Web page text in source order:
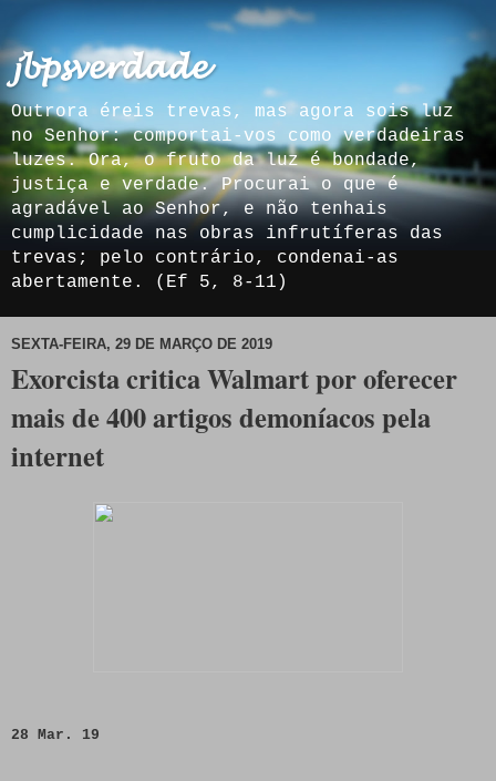
𝓳𝓫𝓹𝓼𝓿𝓮𝓻𝓭𝓪𝓭𝓮
Outrora éreis trevas, mas agora sois luz
no Senhor: comportai-vos como verdadeiras
luzes. Ora, o fruto da luz é bondade,
justiça e verdade. Procurai o que é
agradável ao Senhor, e não tenhais
cumplicidade nas obras infrutíferas das
trevas; pelo contrário, condenai-as
abertamente. (Ef 5, 8-11)
SEXTA-FEIRA, 29 DE MARÇO DE 2019
Exorcista critica Walmart por oferecer
mais de 400 artigos demoníacos pela
internet
28 Mar. 19